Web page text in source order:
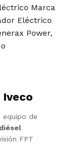
Marca
Eléctrico
Power,
equipo de
FPT